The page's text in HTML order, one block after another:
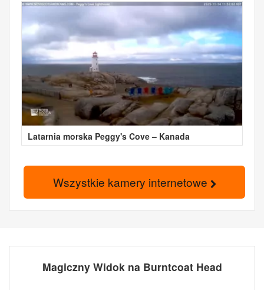
Latarnia morska Peggy's Cove – Kanada
Wszystkie kamery internetowe
Magiczny Widok na Burntcoat Head